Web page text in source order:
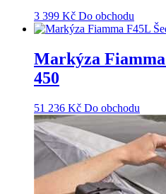
3 399 Kč Do obchodu
Markýza Fiamma
450
51 236 Kč Do obchodu